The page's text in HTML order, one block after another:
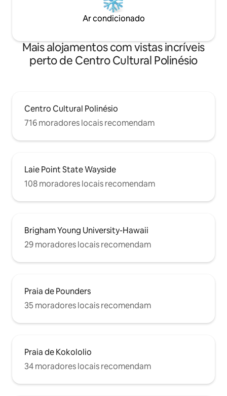
Ar condicionado
Mais alojamentos com vistas incríveis
perto de Centro Cultural Polinésio
Centro Cultural Polinésio
716 moradores locais recomendam
Laie Point State Wayside
108 moradores locais recomendam
Brigham Young University-Hawaii
29 moradores locais recomendam
Praia de Pounders
35 moradores locais recomendam
Praia de Kokololio
34 moradores locais recomendam